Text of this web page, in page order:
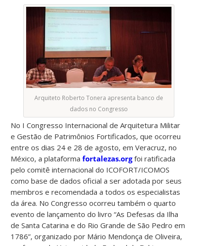
Arquiteto Roberto Tonera apresenta banco de
dados no Congresso
No I Congresso Internacional de Arquitetura Militar
e Gestão de Patrimônios Fortificados, que ocorreu
entre os dias 24 e 28 de agosto, em Veracruz, no
México, a plataformafortalezas.orgfoi ratificada
pelo comitê internacional do ICOFORT/ICOMOS
como base de dados oficial a ser adotada por seus
membros e recomendada a todos os especialistas
da área. No Congresso ocorreu também o quarto
evento de lançamento do livro “As Defesas da Ilha
de Santa Catarina e do Rio Grande de São Pedro em
1786”, organizado por Mário Mendonça de Oliveira,